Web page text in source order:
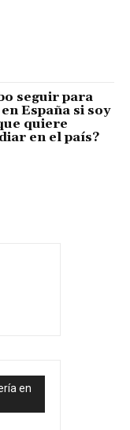
seguir para
España si soy
quiere
en el país?
en